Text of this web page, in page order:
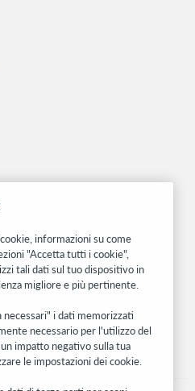
prodotti, ricerche, eventi e molto
di posta.
informazioni su come
"Accetta tutti i cookie",
tali dati sul tuo dispositivo in
migliore e più pertinente.
necessari" i dati memorizzati
necessario per l'utilizzo del
impatto negativo sulla tua
le impostazioni dei cookie.